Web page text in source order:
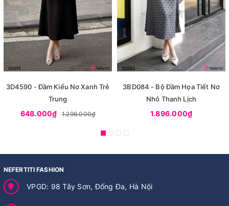
3D4590 - Đầm Kiểu Nơ Xanh Trẻ
Trung
648.000₫ 1.296.000₫
3BD084 - Bộ Đầm Họa Tiết Nơ
Nhỏ Thanh Lịch
1.896.000₫
NEFERTITI FASHION
VPGD: 98 Tây Sơn, Đống Đa, Hà Nội